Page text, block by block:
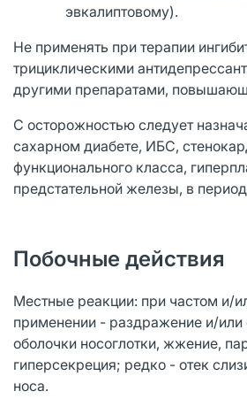
эвкалиптовому).
Не применять при терапии
трициклическими
другими препаратами,
С осторожностью следует
сахарном диабете, ИБС,
функционального класса,
предстательной железы, в
Побочные действия
Местные реакции: при частом и/
применении - раздражение и/или
оболочки носоглотки, жжение,
гиперсекреция; редко - отек
носа.